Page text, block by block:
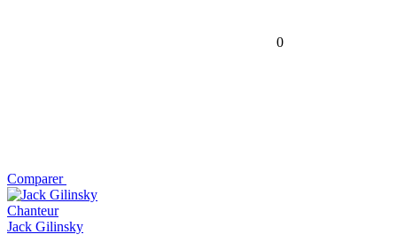
0
Comparer
Chanteur
Jack Gilinsky